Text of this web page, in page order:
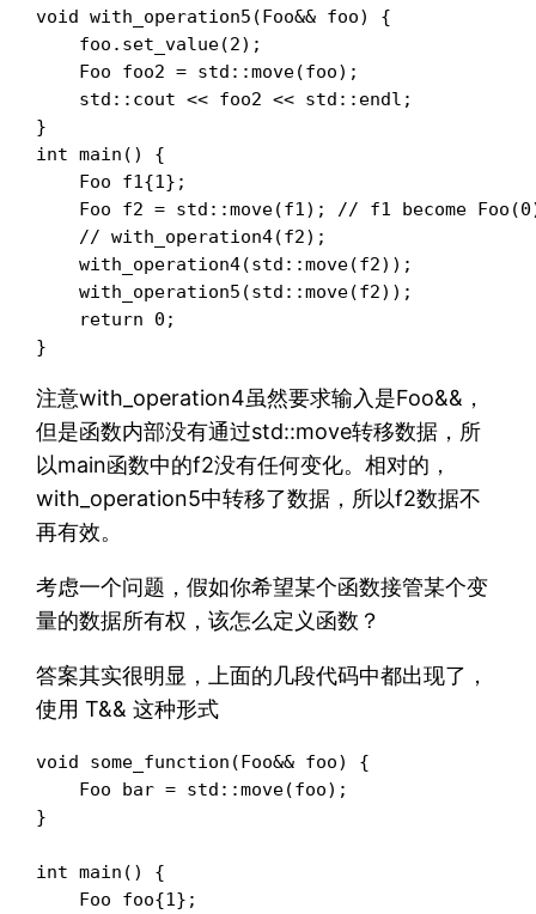
void with_operation5(Foo&& foo) {
    foo.set_value(2);
    Foo foo2 = std::move(foo);
    std::cout << foo2 << std::endl;
}
int main() {
    Foo f1{1};
Foo f2 = std::move(f1); // f1 become
    // with_operation4(f2);
    with_operation4(std::move(f2));
    with_operation5(std::move(f2));
    return 0;
注意with_operation4虽然要求输入是Foo&&，
但是函数内部没有通过std::move转移数据，所
以main函数中的f2没有任何变化。相对的，
with_operation5中转移了数据，所以f2数据不
再有效。
考虑一个问题，假如你希望某个函数接管某个变
量的数据所有权，该怎么定义函数？
答案其实很明显，上面的几段代码中都出现了，
使用 T&& 这种形式
void some_function(Foo&& foo) {
    Foo bar = std::move(foo);
}
int main() {
    Foo foo{1};